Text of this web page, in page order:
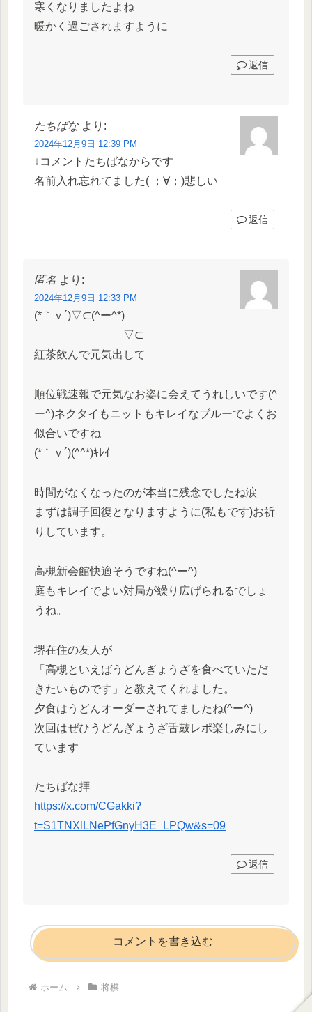
寒くなりましたよね
暖かく過ごされますように
返信
たちばな より:
2024年12月9日 12:39 PM
↓コメントたちばなからです
名前入れ忘れてました( ；∀；)悲しい
返信
匿名 より:
2024年12月9日 12:33 PM
(*｀ｖ´)▽⊂(^ー^*)
▽⊂
紅茶飲んで元気出して
順位戦速報で元気なお姿に会えてうれしいです(^
ー^)ネクタイもニットもキレイなブルーでよくお
似合いですね
(*｀ｖ´)(^^*)ｷﾚｲ
時間がなくなったのが本当に残念でしたね涙
まずは調子回復となりますように(私もです)お祈
りしています。
高槻新会館快適そうですね(^ー^)
庭もキレイでよい対局が繰り広げられるでしょ
うね。
堺在住の友人が
「高槻といえばうどんぎょうざを食べていただ
きたいものです」と教えてくれました。
夕食はうどんオーダーされてましたね(^ー^)
次回はぜひうどんぎょうざ舌鼓レポ楽しみにし
ています
たちばな拝
https://x.com/CGakki?
t=S1TNXlLNePfGnyH3E_LPQw&s=09
返信
コメントを書き込む
ホーム 将棋